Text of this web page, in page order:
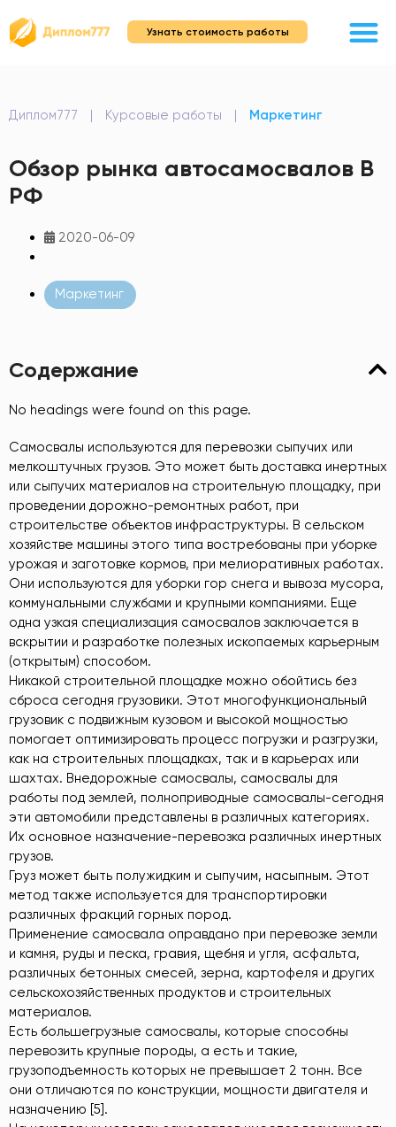
Узнать стоимость работы
Диплом777 | Курсовые работы | Маркетинг
Обзор рынка автосамосвалов В
РФ
2020-06-09
Маркетинг
Содержание
No headings were found on this page.
Самосвалы используются для перевозки сыпучих или
мелкоштучных грузов. Это может быть доставка инертных
или сыпучих материалов на строительную площадку, при
проведении дорожно-ремонтных работ, при
строительстве объектов инфраструктуры. В сельском
хозяйстве машины этого типа востребованы при уборке
урожая и заготовке кормов, при мелиоративных работах.
Они используются для уборки гор снега и вывоза мусора,
коммунальными службами и крупными компаниями. Еще
одна узкая специализация самосвалов заключается в
вскрытии и разработке полезных ископаемых карьерным
(открытым) способом.
Никакой строительной площадке можно обойтись без
сброса сегодня грузовики. Этот многофункциональный
грузовик с подвижным кузовом и высокой мощностью
помогает оптимизировать процесс погрузки и разгрузки,
как на строительных площадках, так и в карьерах или
шахтах. Внедорожные самосвалы, самосвалы для
работы под землей, полноприводные самосвалы-сегодня
эти автомобили представлены в различных категориях.
Их основное назначение-перевозка различных инертных
грузов.
Груз может быть полужидким и сыпучим, насыпным. Этот
метод также используется для транспортировки
различных фракций горных пород.
Применение самосвала оправдано при перевозке земли
и камня, руды и песка, гравия, щебня и угля, асфальта,
различных бетонных смесей, зерна, картофеля и других
сельскохозяйственных продуктов и строительных
материалов.
Есть большегрузные самосвалы, которые способны
перевозить крупные породы, а есть и такие,
грузоподъемность которых не превышает 2 тонн. Все
они отличаются по конструкции, мощности двигателя и
назначению [5].